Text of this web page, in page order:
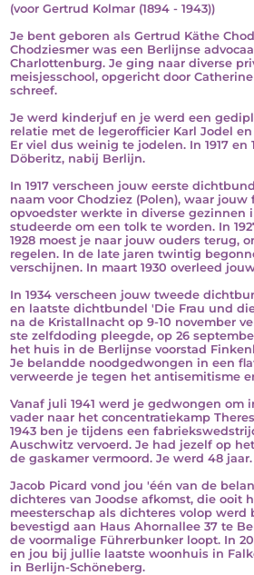
(voor Gertrud Kolmar (1894 - 1943))
Je bent geboren als Gertrud Käthe
Chodziesmer was een Berlijnse
Charlottenburg. Je ging naar diverse
meisjesschool, opgericht door
schreef.
Je werd kinderjuf en je werd een
relatie met de legerofficier Karl Jodel
Er viel dus weinig te jodelen. In 1917
Döberitz, nabij Berlijn.
In 1917 verscheen jouw eerste
naam voor Chodziez (Polen), waar
opvoedster werkte in diverse gezinnen
studeerde om een tolk te worden. In
1928 moest je naar jouw ouders terug,
regelen. In de late jaren twintig
verschijnen. In maart 1930 overleed
In 1934 verscheen jouw tweede
en laatste dichtbundel 'Die Frau und
na de Kristallnacht op 9-10 november
ste zelfdoding pleegde, op 26
het huis in de Berlijnse voorstad
Je belandde noodgedwongen in een
verweerde je tegen het antisemitisme
Vanaf juli 1941 werd je gedwongen
vader naar het concentratiekamp
1943 ben je tijdens een
Auschwitz vervoerd. Je had jezelf op
de gaskamer vermoord. Je werd 48 jaar.
Jacob Picard vond jou 'één van de
dichteres van Joodse afkomst, die ooit
meesterschap als dichteres volop werd
bevestigd aan Haus Ahornallee 37 te
de voormalige Führerbunker loopt. In
en jou bij jullie laatste woonhuis in
in Berlijn-Schöneberg.